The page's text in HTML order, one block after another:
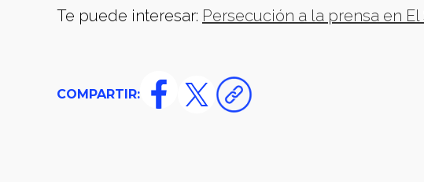
Te puede interesar: Persecución a la prensa en
COMPARTIR: